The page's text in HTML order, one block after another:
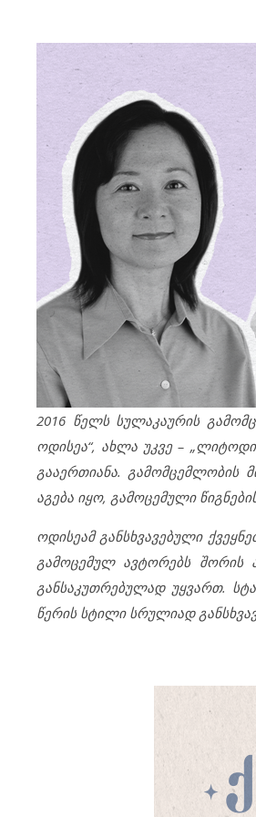
2016 წელს სულაკაურის
ოდისეა“, ახლა უკვე –
გააერთიანა. გამომცემლობის
აგება იყო, გამოცემული
ოდისეამ განსხვავებული
გამოცემულ ავტორებს შორის
განსაკუთრებულად უყვართ.
წერის სტილი სრულიად